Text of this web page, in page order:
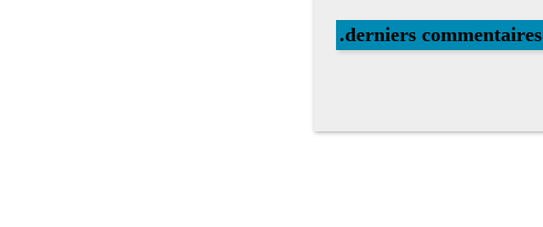
.derniers commentaires